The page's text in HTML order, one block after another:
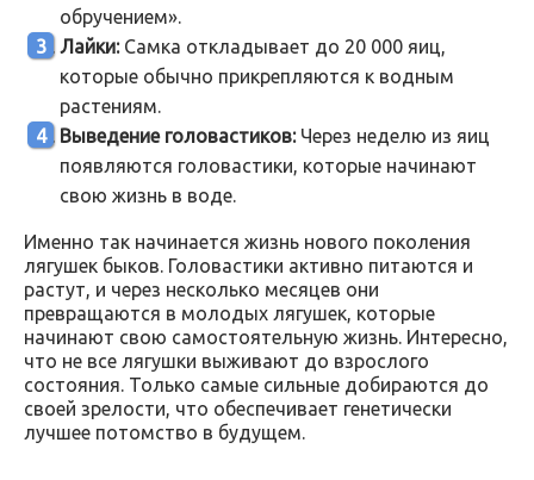
обручением».
Лайки:Самка откладывает до 20 000 яиц,
которые обычно прикрепляются к водным
растениям.
Выведение головастиков:Через неделю из яиц
появляются головастики, которые начинают
свою жизнь в воде.
Именно так начинается жизнь нового поколения
лягушек быков. Головастики активно питаются и
растут, и через несколько месяцев они
превращаются в молодых лягушек, которые
начинают свою самостоятельную жизнь. Интересно,
что не все лягушки выживают до взрослого
состояния. Только самые сильные добираются до
своей зрелости, что обеспечивает генетически
лучшее потомство в будущем.